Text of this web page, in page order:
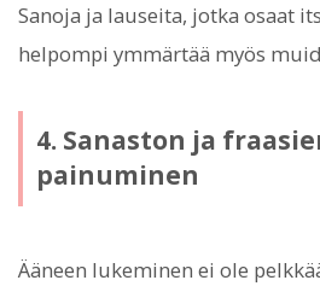
Sanoja ja lauseita, jotka osaat
helpompi ymmärtää myös
4. Sanaston ja
painuminen
Ääneen lukeminen ei ole